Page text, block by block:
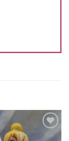
Ajouter